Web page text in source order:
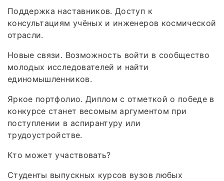
Поддержка наставников. Доступ к
консультациям учёных и инженеров космической
отрасли.
Новые связи. Возможность войти в сообщество
молодых исследователей и найти
единомышленников.
Яркое портфолио. Диплом с отметкой о победе в
конкурсе станет весомым аргументом при
поступлении в аспирантуру или
трудоустройстве.
Кто может участвовать?
Студенты выпускных курсов вузов любых